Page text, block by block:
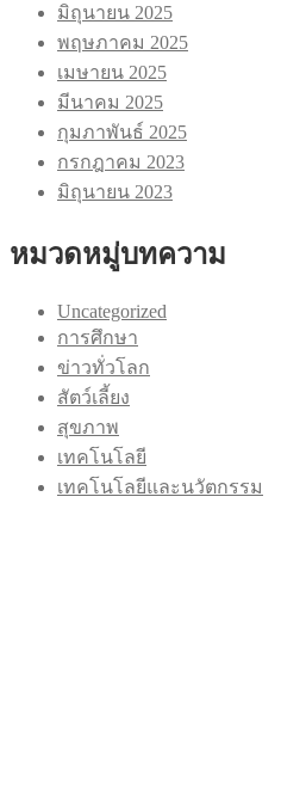
มิถุนายน 2025
พฤษภาคม 2025
เมษายน 2025
มีนาคม 2025
กุมภาพันธ์ 2025
กรกฎาคม 2023
มิถุนายน 2023
หมวดหมู่บทความ
Uncategorized
การศึกษา
ข่าวทั่วโลก
สัตว์เลี้ยง
สุขภาพ
เทคโนโลยี
เทคโนโลยีและนวัตกรรม